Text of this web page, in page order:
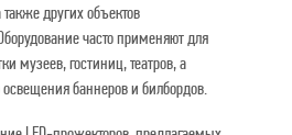
других объектов
часто применяют для
музеев, гостиниц, театров, а
баннеров и билбордов.